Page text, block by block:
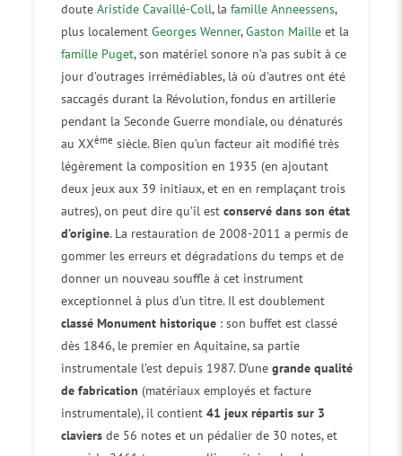
douteAristide Cavaillé-Coll, lafamille Anneessens,
plus localementGeorges Wenner,Gaston Maille et la
famille Puget, son matériel sonore n’a pas subit à ce
jour d’outrages irrémédiables, là où d’autres ont été
saccagés durant la Révolution, fondus en artillerie
pendant la Seconde Guerre mondiale, ou dénaturés
au XXème siècle. Bien qu’un facteur ait modifié très
légèrement la composition en 1935 (en ajoutant
deux jeux aux 39 initiaux, et en en remplaçant trois
autres), on peut dire qu’il estconservé dans son état
d’origine. La restauration de 2008-2011 a permis de
gommer les erreurs et dégradations du temps et de
donner un nouveau souffle à cet instrument
exceptionnel à plus d’un titre. Il est doublement
classé Monument historique : son buffet est classé
dès 1846, le premier en Aquitaine, sa partie
instrumentale l’est depuis 1987. D’unegrande qualité
de fabrication (matériaux employés et facture
instrumentale), il contient41 jeux répartis sur 3
claviers de 56 notes et un pédalier de 30 notes, et